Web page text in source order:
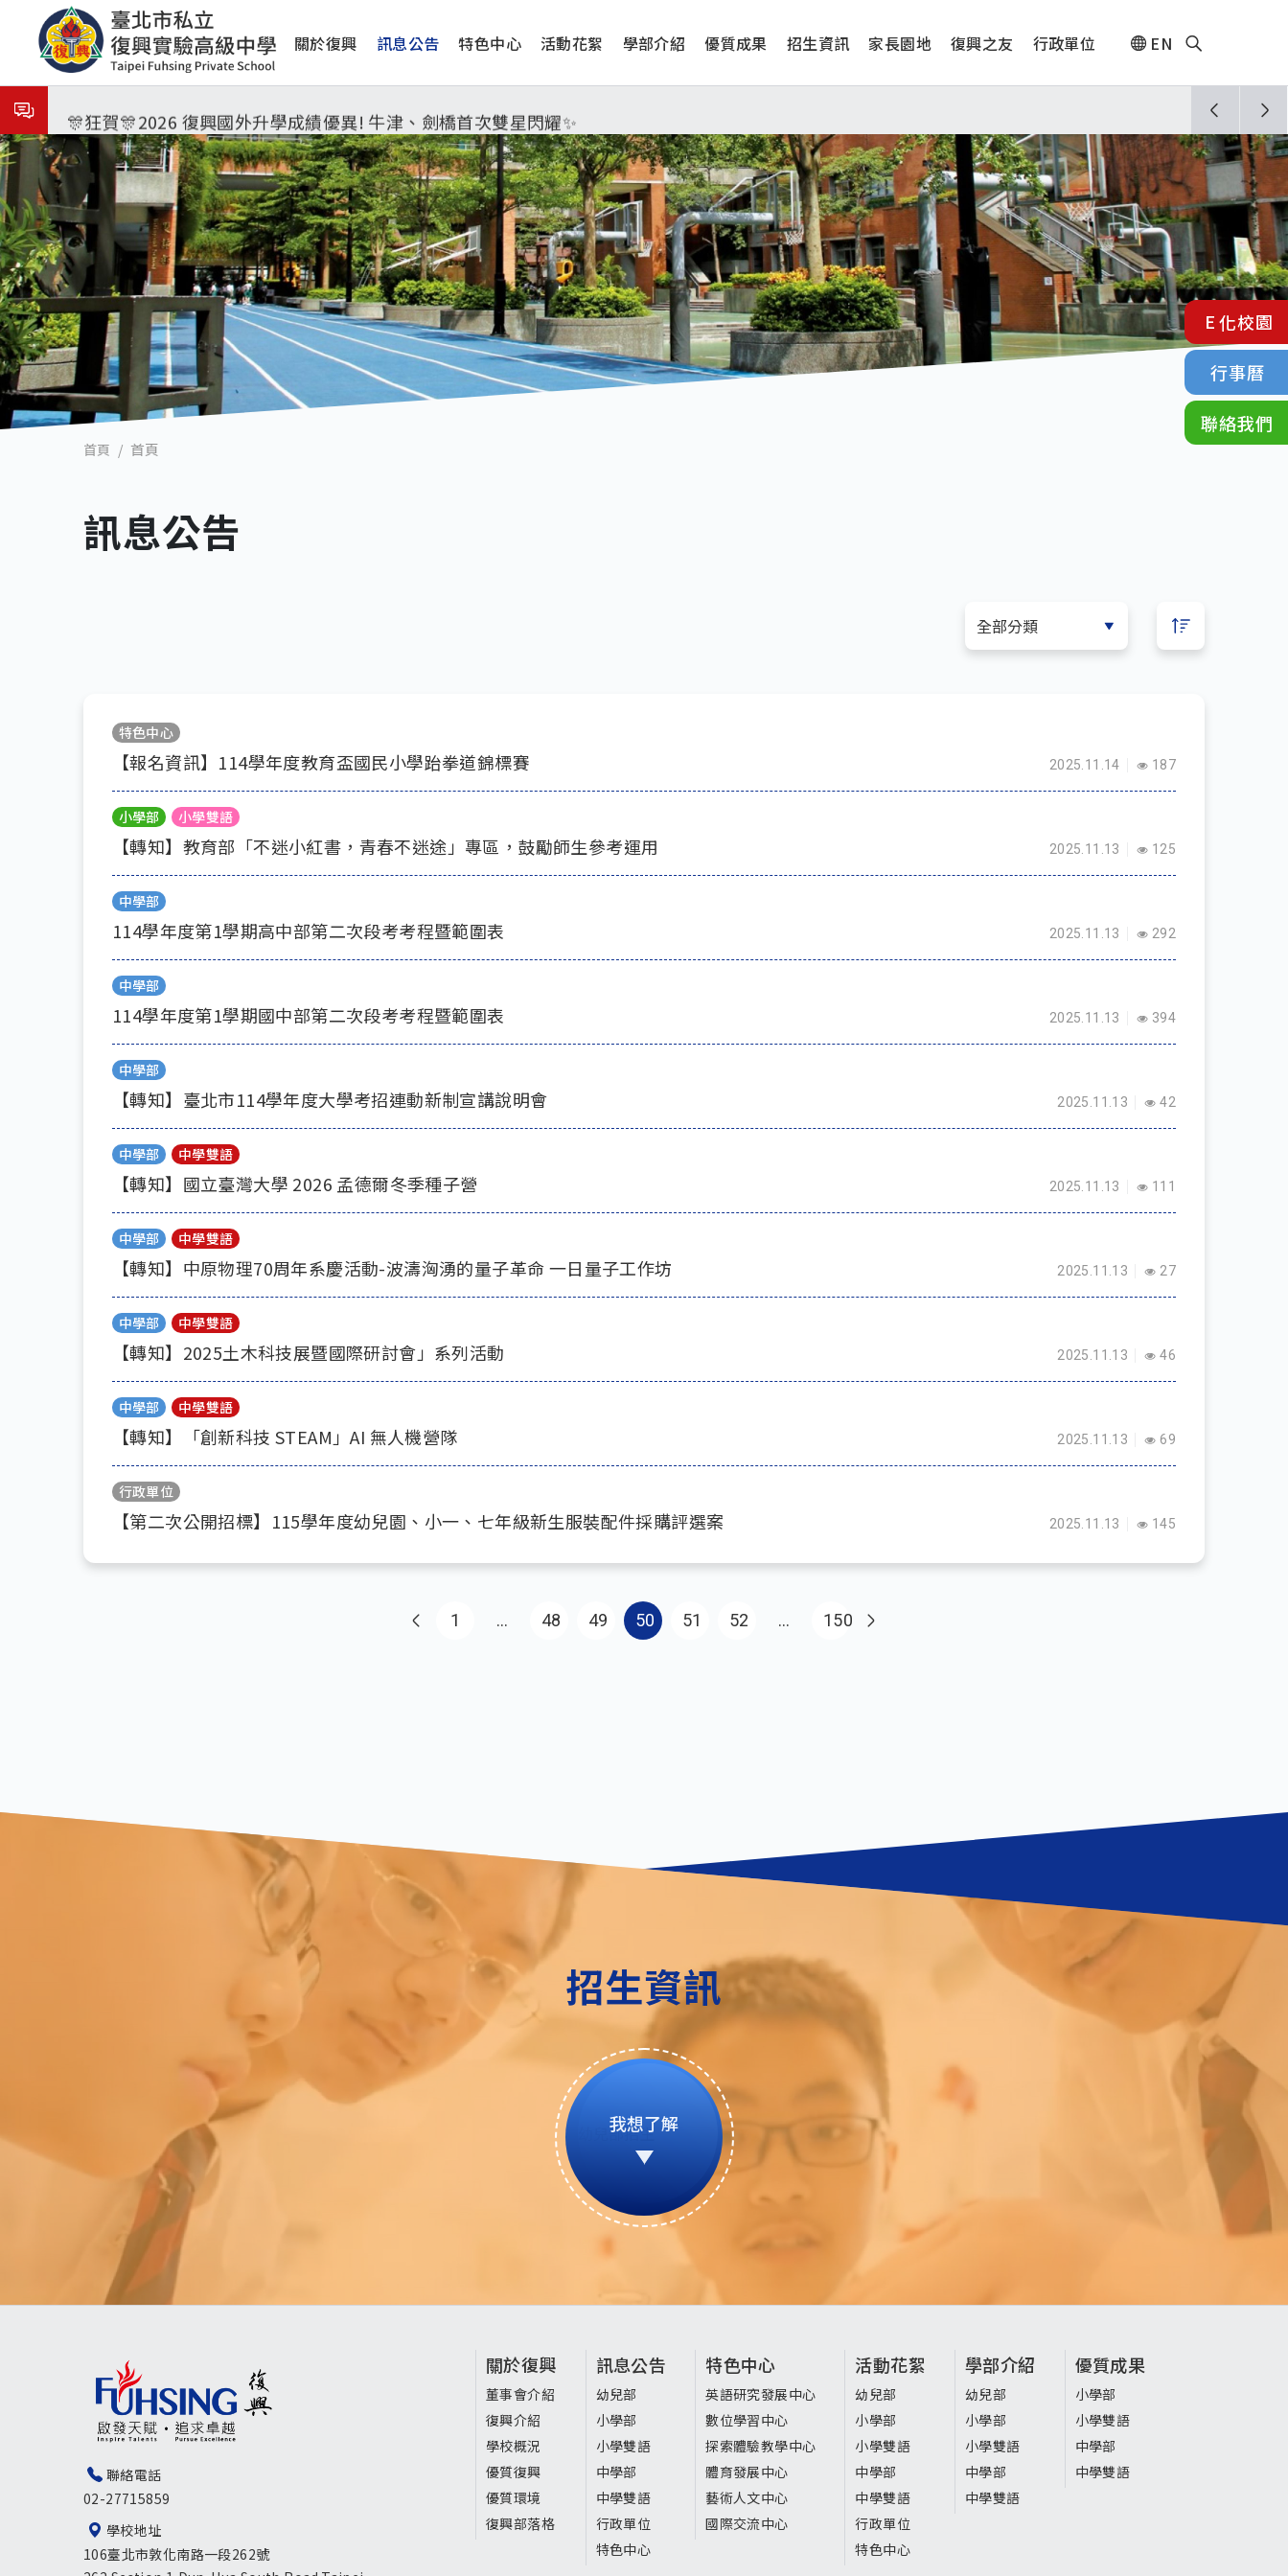
內
容
主
覽
關於復興 訊息公告 特色中心 活動花絮 學部介紹 優質成果 招生資訊 家長園地 復興之友 行政單位 EN
8月3日 分科成績公布
🎉🎉🎉狂賀! 12望蘇同學榮錄MIT麻省理工學院，本校連續兩年錄取世界第一學府！
🎊狂賀🎊2026 復興國外升學成績優異! 牛津、劍橋首次雙星閃耀✨
115年校本部大學榜單再創佳績🎉，32％達醫學系錄取標準、62%達台大錄取標準。各組合4科60級分9人🎊
7月27日 中學暑輔開始
8月3日 分科成績公布
🎉🎉🎉狂賀! 12望蘇同學榮錄MIT麻省理工學院，本校連續兩年錄取世界第一學府！
首頁 首頁
訊息公告
特色中心
【報名資訊】114學年度教育盃國民小學跆拳道錦標賽 2025.11.14 187
小學部 小學雙語
【轉知】教育部「不迷小紅書，青春不迷途」專區，鼓勵師生參考運用 2025.11.13 125
中學部
114學年度第1學期高中部第二次段考考程暨範圍表 2025.11.13 292
中學部
114學年度第1學期國中部第二次段考考程暨範圍表 2025.11.13 394
中學部
【轉知】臺北市114學年度大學考招連動新制宣講說明會 2025.11.13 42
中學部 中學雙語
【轉知】國立臺灣大學 2026 孟德爾冬季種子營 2025.11.13 111
中學部 中學雙語
【轉知】中原物理70周年系慶活動-波濤洶湧的量子革命 一日量子工作坊 2025.11.13 27
中學部 中學雙語
【轉知】2025土木科技展暨國際研討會」系列活動 2025.11.13 46
中學部 中學雙語
【轉知】「創新科技 STEAM」AI 無人機營隊 2025.11.13 69
行政單位
【第二次公開招標】115學年度幼兒園、小一、七年級新生服裝配件採購評選案 2025.11.13 145
1 … 48 49 50 51 52 …
150
招生資訊
我想了解
E化校園
行事曆
聯絡我們
聯絡電話
02-27715859
學校地址
106臺北市敦化南路一段262號
頁
尾
選
單
關於復興
董事會介紹
復興介紹
學校概況
優質復興
優質環境
復興部落格
訊息公告
幼兒部
小學部
小學雙語
中學部
中學雙語
行政單位
特色中心
特色中心
英語研究發展中心
數位學習中心
探索體驗教學中心
體育發展中心
藝術人文中心
國際交流中心
活動花絮
幼兒部
小學部
小學雙語
中學部
中學雙語
行政單位
特色中心
學部介紹
幼兒部
小學部
小學雙語
中學部
中學雙語
優質成果
小學部
小學雙語
中學部
中學雙語